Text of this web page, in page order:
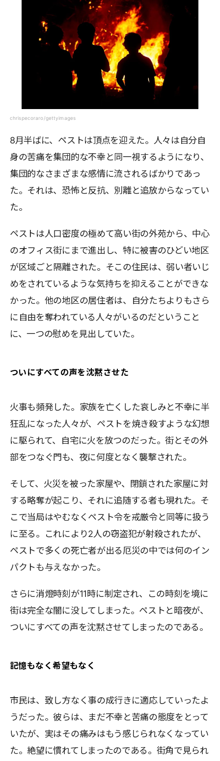
chrispecoraro/gettyimages
8月半ばに、ペストは頂点を迎えた。人々は自分自
身の苦痛を集団的な不幸と同一視するようになり、
集団的なさまざまな感情に流されるばかりであっ
た。それは、恐怖と反抗、別離と追放からなってい
た。
ペストは人口密度の極めて高い街の外苑から、中心
のオフィス街にまで進出し、特に被害のひどい地区
が区域ごと隔離された。そこの住民は、弱い者いじ
めをされているような気持ちを抑えることができな
かった。他の地区の居住者は、自分たちよりもさら
に自由を奪われている人々がいるのだということ
に、一つの慰めを見出していた。
ついにすべての声を沈黙させた
火事も頻発した。家族を亡くした哀しみと不幸に半
狂乱になった人々が、ペストを焼き殺すような幻想
に駆られて、自宅に火を放つのだった。街とその外
部をつなぐ門も、夜に何度となく襲撃された。
そして、火災を被った家屋や、閉鎖された家屋に対
する略奪が起こり、それに追随する者も現れた。そ
こで当局はやむなくペスト令を戒厳令と同等に扱う
に至る。これにより2人の窃盗犯が射殺されたが、
ペストで多くの死亡者が出る厄災の中では何のイン
パクトも与えなかった。
さらに消燈時刻が11時に制定され、この時刻を境に
街は完全な闇に没してしまった。ペストと暗夜が、
ついにすべての声を沈黙させてしまったのである。
記憶もなく希望もなく
市民は、致し方なく事の成行きに適応していったよ
うだった。彼らは、まだ不幸と苦痛の態度をとって
いたが、実はその痛みはもう感じられなくなってい
た。絶望に慣れてしまったのである。街角で見られ